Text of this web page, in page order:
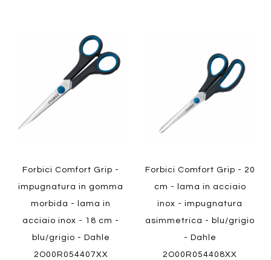
Quickview
Quickview
confronto
Forbici Comfort Grip -
impugnatura in gomma
morbida - lama in
acciaio inox - 18 cm -
blu/grigio - Dahle
2O00R054407XX
Forbici Comfort Grip - 20
cm - lama in acciaio
inox - impugnatura
asimmetrica - blu/grigio
- Dahle
2O00R054408XX